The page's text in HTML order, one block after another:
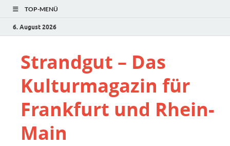
TOP-MENÜ
6. August 2026
Strandgut – Das
Kulturmagazin für
Frankfurt und Rhein-
Main